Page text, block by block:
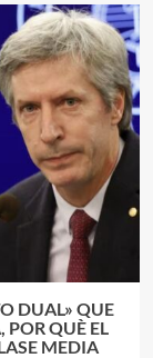
DUAL» QUE
POR QUÈ EL
MEDIA